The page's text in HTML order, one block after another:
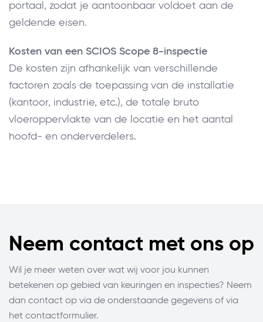
portaal, zodat je aantoonbaar voldoet aan de
geldende eisen.
Kosten van een SCIOS Scope 8-inspectie
De kosten zijn afhankelijk van verschillende
factoren zoals de toepassing van de installatie
(kantoor, industrie, etc.), de totale bruto
vloeroppervlakte van de locatie en het aantal
hoofd- en onderverdelers.
Neem contact met ons op
Wil je meer weten over wat wij voor jou kunnen
betekenen op gebied van keuringen en inspecties? Neem
dan contact op via de onderstaande gegevens of via
het contactformulier.